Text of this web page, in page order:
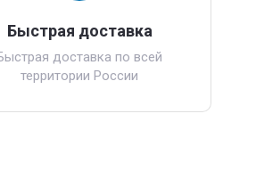
Быстрая доставка
доставка по всей
территории России